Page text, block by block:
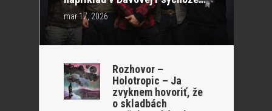
mar 17, 2026
Rozhovor –
Holotropic – Ja
zvyknem hovoriť, že
o skladbách